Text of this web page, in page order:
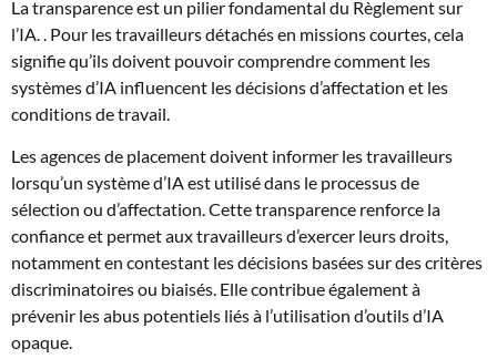
La transparence est un pilier fondamental du Règlement sur
l’IA. . Pour les travailleurs détachés en missions courtes, cela
signifie qu’ils doivent pouvoir comprendre comment les
systèmes d’IA influencent les décisions d’affectation et les
conditions de travail.
Les agences de placement doivent informer les travailleurs
lorsqu’un système d’IA est utilisé dans le processus de
sélection ou d’affectation. Cette transparence renforce la
confiance et permet aux travailleurs d’exercer leurs droits,
notamment en contestant les décisions basées sur des critères
discriminatoires ou biaisés. Elle contribue également à
prévenir les abus potentiels liés à l’utilisation d’outils d’IA
opaque.